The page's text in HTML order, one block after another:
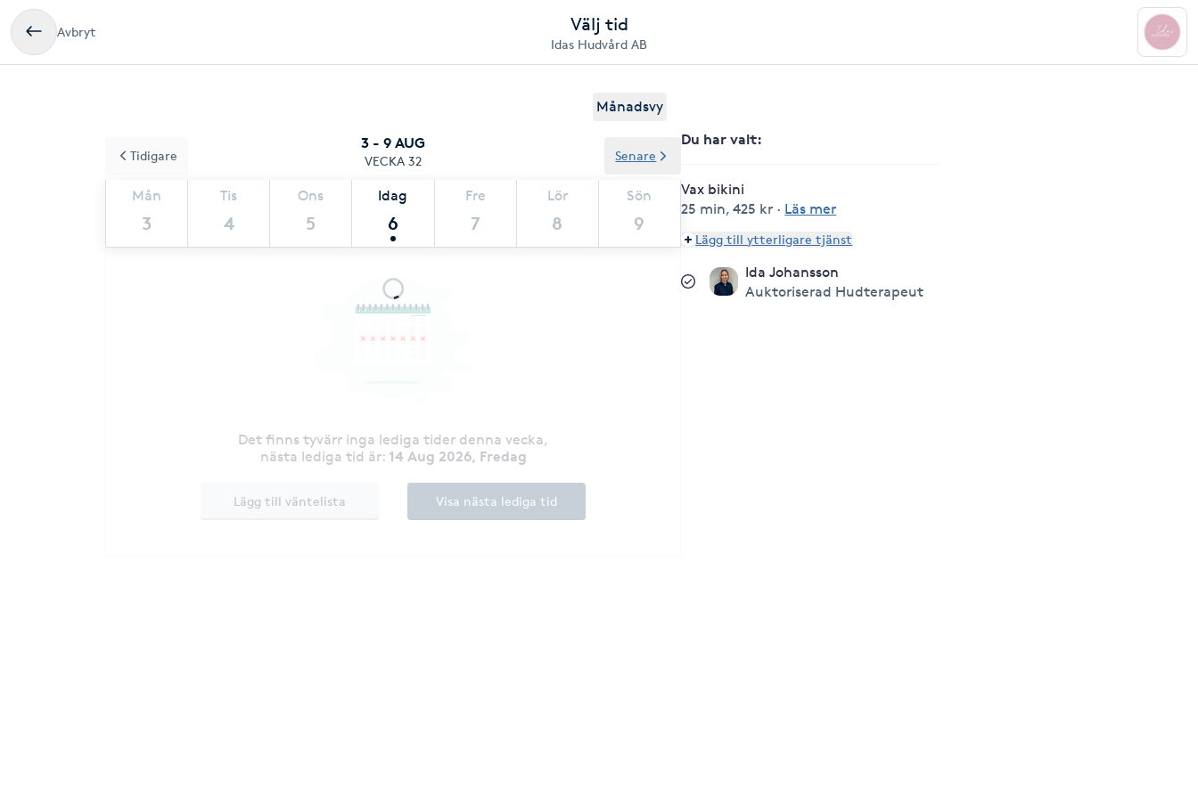
Avbryt Välj tid
Idas Hudvård AB
Månadsvy
3 - 9 AUG
VECKA 32
Mån
3
Tis
4
Ons
5
Idag
6
Fre
7
Lör
8
Sön
9
Tidigare Senare
Det finns tyvärr inga lediga tider denna vecka,
nästa lediga tid är: 14 Aug 2026, Fredag
Lägg till väntelista Visa nästa lediga tid
Du har valt:
Vax bikini
25 min,425 kr · Läs mer
Lägg till ytterligare tjänst
Ida Johansson
Auktoriserad Hudterapeut